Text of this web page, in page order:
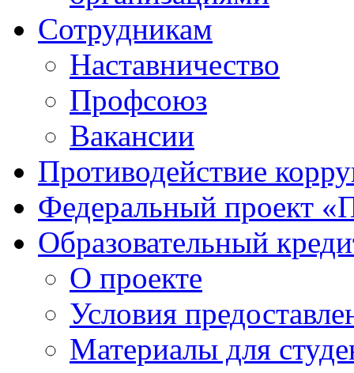
Сотрудникам
Наставничество
Профсоюз
Вакансии
Противодействие
Федеральный проект
Образовательный
О проекте
Условия
Материалы для